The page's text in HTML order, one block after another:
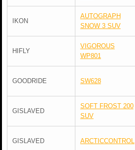
IKON
AUTOGRAPH
SNOW 3 SUV
HIFLY
VIGOROUS
WP801
GOODRIDE SW628
GISLAVED
SOFT FROST 200
SUV
GISLAVED ARCTICCONTROL